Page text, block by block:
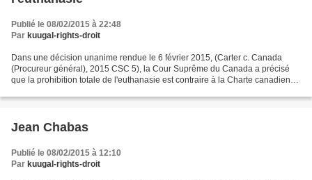
Publié le 08/02/2015 à 22:48
Par kuugal-rights-droit
Dans une décision unanime rendue le 6 février 2015, (Carter c. Canada
(Procureur général), 2015 CSC 5), la Cour Suprême du Canada a précisé
que la prohibition totale de l'euthanasie est contraire à la Charte canadienne
Jean Chabas
Publié le 08/02/2015 à 12:10
Par kuugal-rights-droit